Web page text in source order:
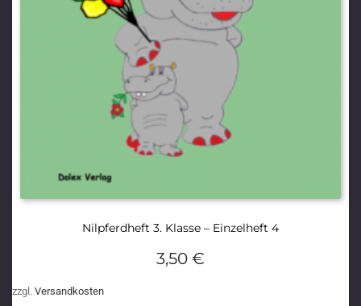
Nilpferdheft 3. Klasse – Einzelheft 4
3,50 €
zzgl. Versandkosten